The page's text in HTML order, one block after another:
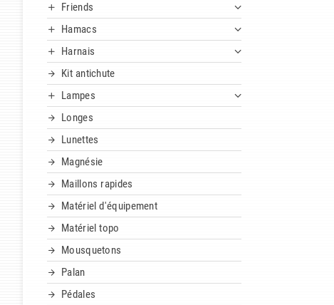
Friends
Hamacs
Harnais
Kit antichute
Lampes
Longes
Lunettes
Magnésie
Maillons rapides
Matériel d'équipement
Matériel topo
Mousquetons
Palan
Pédales